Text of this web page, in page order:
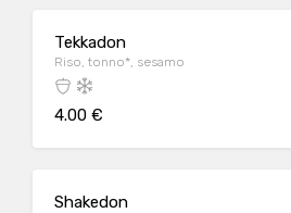
Tekkadon
Riso, tonno*, sesamo
4.00 €
Shakedon